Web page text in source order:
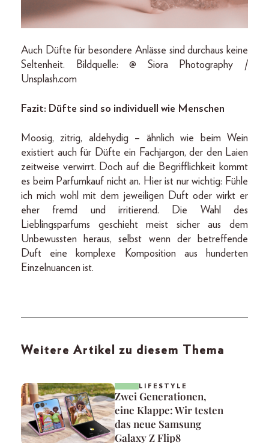
Auch Düfte für besondere Anlässe sind durchaus keine
Seltenheit. Bildquelle: @ Siora Photography /
Unsplash.com
Fazit: Düfte sind so individuell wie Menschen
Moosig, zitrig, aldehydig – ähnlich wie beim Wein
existiert auch für Düfte ein Fachjargon, der den Laien
zeitweise verwirrt. Doch auf die Begrifflichkeit kommt
es beim Parfumkauf nicht an. Hier ist nur wichtig: Fühle
ich mich wohl mit dem jeweiligen Duft oder wirkt er
eher fremd und irritierend. Die Wahl des
Lieblingsparfums geschieht meist sicher aus dem
Unbewussten heraus, selbst wenn der betreffende
Duft eine komplexe Komposition aus hunderten
Einzelnuancen ist.
Weitere Artikel zu diesem Thema
LIFESTYLE
Zwei Generationen,
eine Klappe: Wir testen
das neue Samsung
Galaxy Z Flip8